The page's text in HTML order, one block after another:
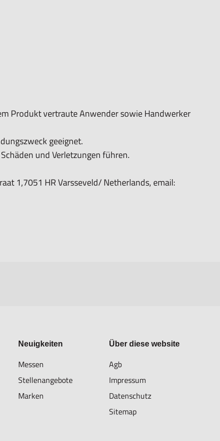
Produkt vertraute Anwender sowie Handwerker
geeignet.
und Verletzungen führen.
1,7051 HR Varsseveld/ Netherlands, email:
Neuigkeiten
Messen
Stellenangebote
Marken
Über diese website
Agb
Impressum
Datenschutz
Sitemap